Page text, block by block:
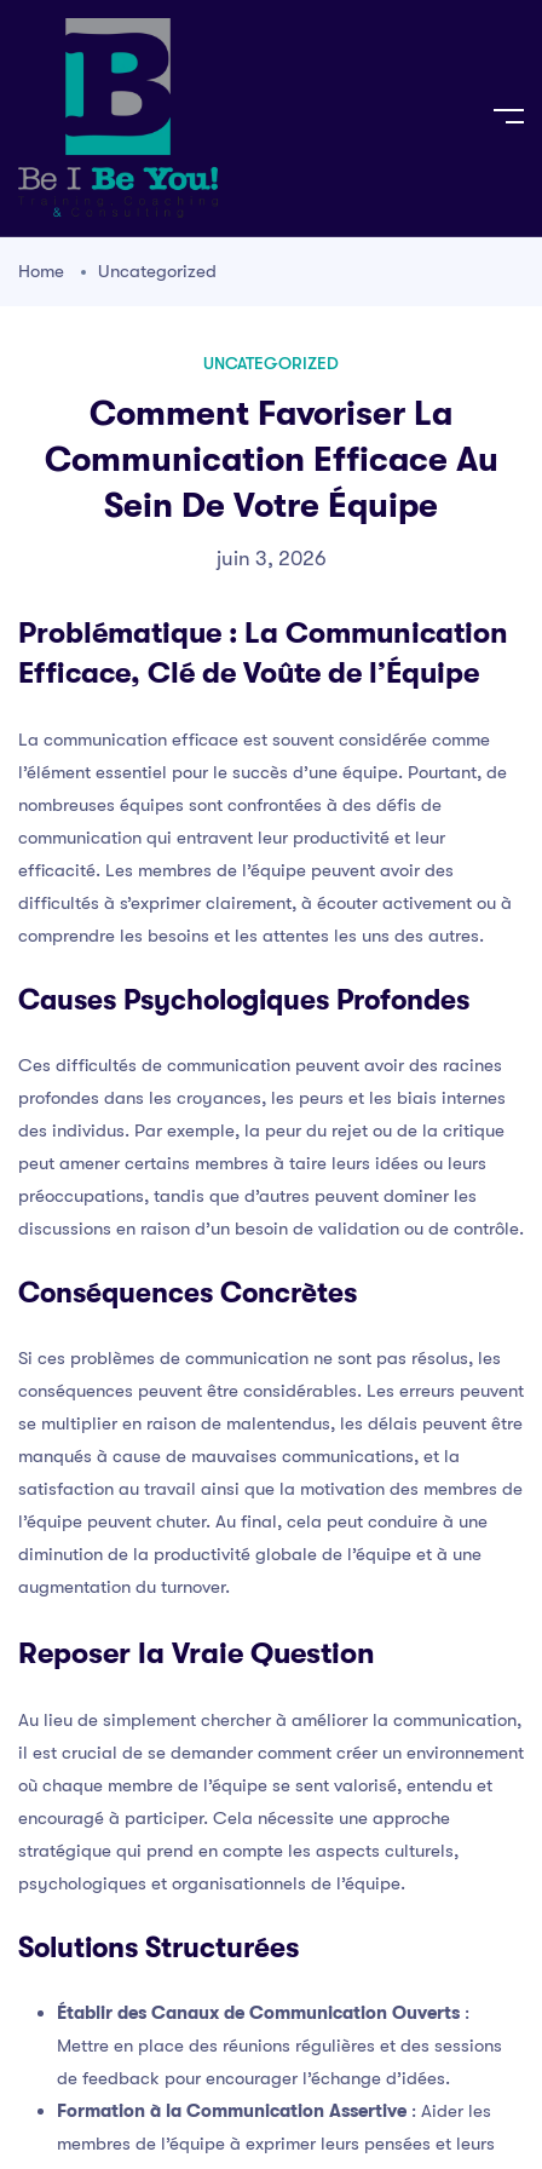
Home Uncategorized
UNCATEGORIZED
Comment Favoriser La
Communication Efficace Au
Sein De Votre Équipe
juin 3, 2026
Problématique : La Communication
Efficace, Clé de Voûte de l’Équipe
La communication efficace est souvent considérée comme
l’élément essentiel pour le succès d’une équipe. Pourtant, de
nombreuses équipes sont confrontées à des défis de
communication qui entravent leur productivité et leur
efficacité. Les membres de l’équipe peuvent avoir des
difficultés à s’exprimer clairement, à écouter activement ou à
comprendre les besoins et les attentes les uns des autres.
Causes Psychologiques Profondes
Ces difficultés de communication peuvent avoir des racines
profondes dans les croyances, les peurs et les biais internes
des individus. Par exemple, la peur du rejet ou de la critique
peut amener certains membres à taire leurs idées ou leurs
préoccupations, tandis que d’autres peuvent dominer les
discussions en raison d’un besoin de validation ou de contrôle.
Conséquences Concrètes
Si ces problèmes de communication ne sont pas résolus, les
conséquences peuvent être considérables. Les erreurs peuvent
se multiplier en raison de malentendus, les délais peuvent être
manqués à cause de mauvaises communications, et la
satisfaction au travail ainsi que la motivation des membres de
l’équipe peuvent chuter. Au final, cela peut conduire à une
diminution de la productivité globale de l’équipe et à une
augmentation du turnover.
Reposer la Vraie Question
Au lieu de simplement chercher à améliorer la communication,
il est crucial de se demander comment créer un environnement
où chaque membre de l’équipe se sent valorisé, entendu et
encouragé à participer. Cela nécessite une approche
stratégique qui prend en compte les aspects culturels,
psychologiques et organisationnels de l’équipe.
Solutions Structurées
Établir des Canaux de Communication Ouverts :
Mettre en place des réunions régulières et des sessions
de feedback pour encourager l’échange d’idées.
Formation à la Communication Assertive : Aider les
membres de l’équipe à exprimer leurs pensées et leurs